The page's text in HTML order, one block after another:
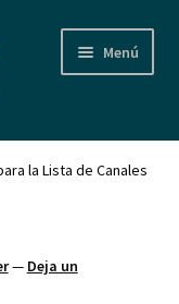
Menú
la Lista de Canales
— Deja un